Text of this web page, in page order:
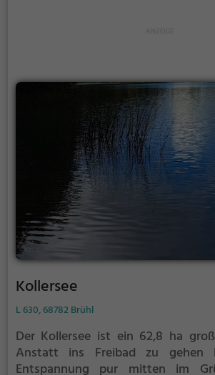
Kollersee
L 630, 68782 Brühl
Der Kollersee ist ein 62,8 ha
Anstatt ins Freibad zu gehen
Entspannung pur mitten im